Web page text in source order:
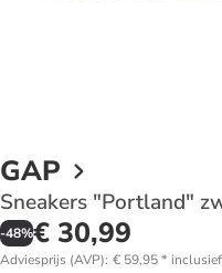
GAP
Sneakers "Portland"
-48%€ 30,99
Adviesprijs (AVP): € 59,95*